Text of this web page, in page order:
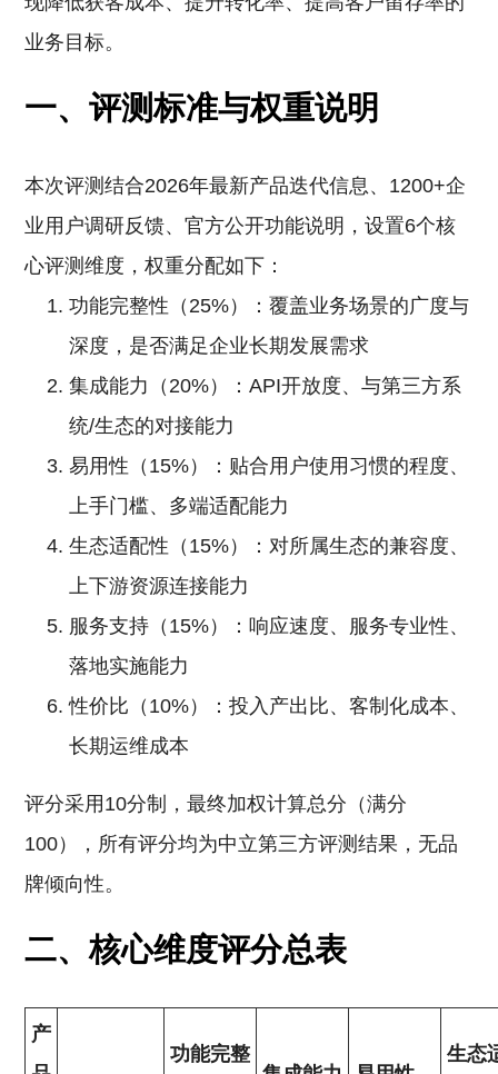
业务目标。
一、评测标准与权重说明
本次评测结合2026年最新产品迭代信息、1200+企
业用户调研反馈、官方公开功能说明，设置6个核
心评测维度，权重分配如下：
功能完整性（25%）：覆盖业务场景的广度与
深度，是否满足企业长期发展需求
集成能力（20%）：API开放度、与第三方系
统/生态的对接能力
易用性（15%）：贴合用户使用习惯的程度、
上手门槛、多端适配能力
生态适配性（15%）：对所属生态的兼容度、
上下游资源连接能力
服务支持（15%）：响应速度、服务专业性、
落地实施能力
性价比（10%）：投入产出比、客制化成本、
长期运维成本
评分采用10分制，最终加权计算总分（满分
100），所有评分均为中立第三方评测结果，无品
牌倾向性。
二、核心维度评分总表
产
功能完整
生态